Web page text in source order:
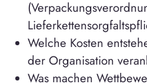
Welche Kosten
der Organisation
Was machen